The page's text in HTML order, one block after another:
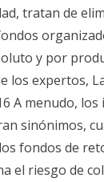
tratan de
y por
los expertos,
A menudo,
sinónimos,
fondos de
el riesgo de